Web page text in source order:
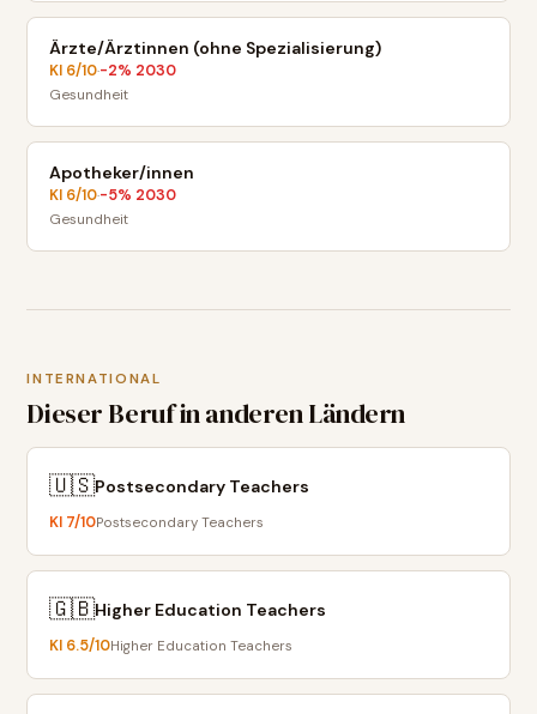
Ärzte/Ärztinnen (ohne Spezialisierung)
KI 6/10·-2% 2030
Gesundheit
Apotheker/innen
KI 6/10·-5% 2030
Gesundheit
INTERNATIONAL
Dieser Beruf in anderen Ländern
🇺🇸Postsecondary Teachers
KI 7/10Postsecondary Teachers
🇬🇧Higher Education Teachers
KI 6.5/10Higher Education Teachers